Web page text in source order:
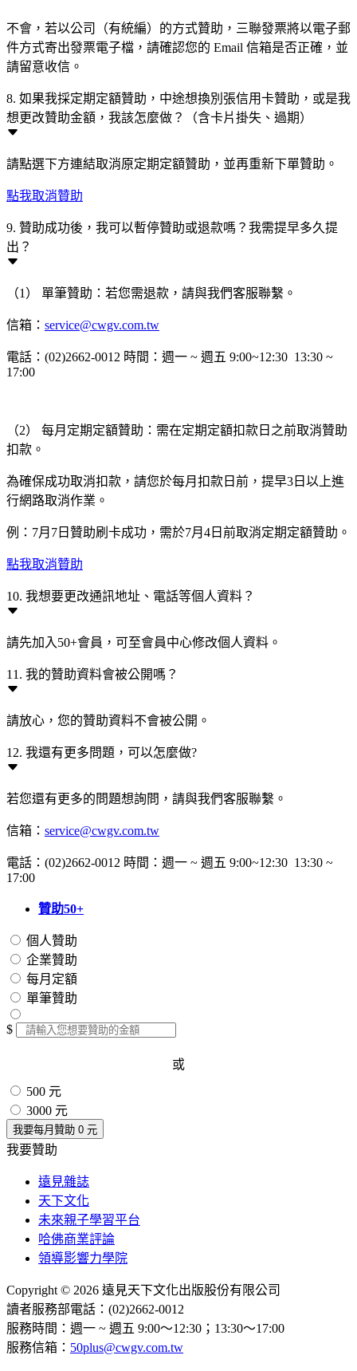
不會，若以公司（有統編）的方式贊助，三聯發票將以電子郵
件方式寄出發票電子檔，請確認您的 Email 信箱是否正確，並
請留意收信。
8. 如果我採定期定額贊助，中途想換別張信用卡贊助，或是我
想更改贊助金額，我該怎麼做？（含卡片掛失、過期）
請點選下方連結取消原定期定額贊助，並再重新下單贊助。
點我取消贊助
9. 贊助成功後，我可以暫停贊助或退款嗎？我需提早多久提
出？
（1） 單筆贊助：若您需退款，請與我們客服聯繫。
信箱： service@cwgv.com.tw
電話：(02)2662-0012 時間：週一 ~ 週五 9:00~12:30 13:30 ~
17:00
（2） 每月定期定額贊助：需在定期定額扣款日之前取消贊助
扣款。
為確保成功取消扣款，請您於每月扣款日前，提早3日以上進
行網路取消作業。
例：7月7日贊助刷卡成功，需於7月4日前取消定期定額贊助。
點我取消贊助
10. 我想要更改通訊地址、電話等個人資料？
請先加入50+會員，可至會員中心修改個人資料。
11. 我的贊助資料會被公開嗎？
請放心，您的贊助資料不會被公開。
12. 我還有更多問題，可以怎麼做?
若您還有更多的問題想詢問，請與我們客服聯繫。
信箱： service@cwgv.com.tw
電話：(02)2662-0012 時間：週一 ~ 週五 9:00~12:30 13:30 ~
17:00
贊助50+
個人贊助
企業贊助
每月定額
單筆贊助
$
或
500 元
3000 元
我要每月贊助 0 元
我要贊助
遠見雜誌
天下文化
未來親子學習平台
哈佛商業評論
領導影響力學院
Copyright © 2026 遠見天下文化出版股份有限公司
讀者服務部電話：(02)2662-0012
服務時間：週一 ~ 週五 9:00～12:30；13:30～17:00
服務信箱： 50plus@cwgv.com.tw